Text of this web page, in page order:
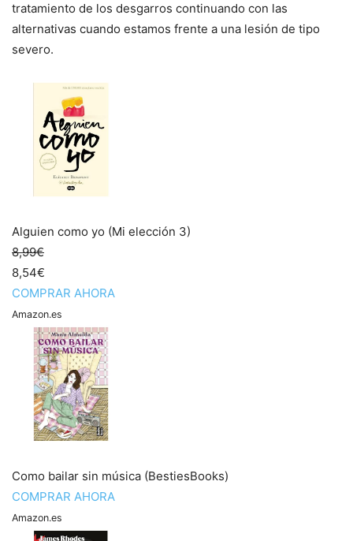
tratamiento de los desgarros continuando con las
alternativas cuando estamos frente a una lesión de tipo
severo.
Alguien como yo (Mi elección 3)
8,99€
8,54€
COMPRAR AHORA
Amazon.es
Como bailar sin música (BestiesBooks)
COMPRAR AHORA
Amazon.es